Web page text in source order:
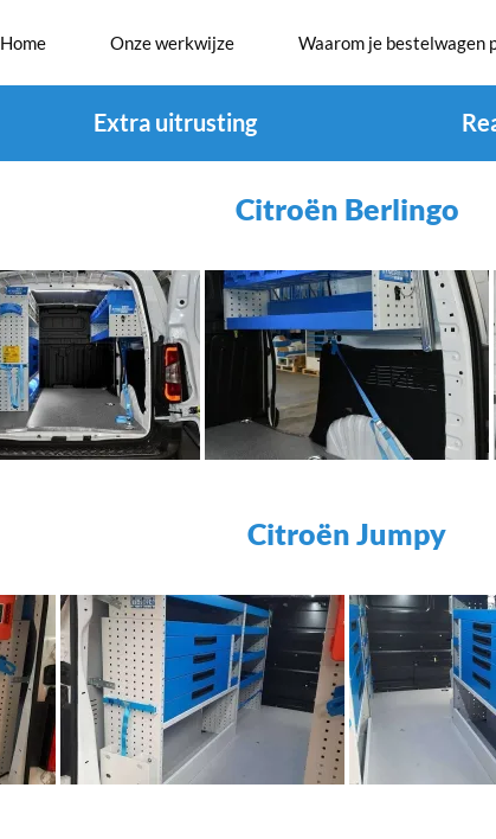
Home Onze werkwijze Waarom je bestelwagen
Extra uitrusting
Citroën Berlingo
Citroën Jumpy